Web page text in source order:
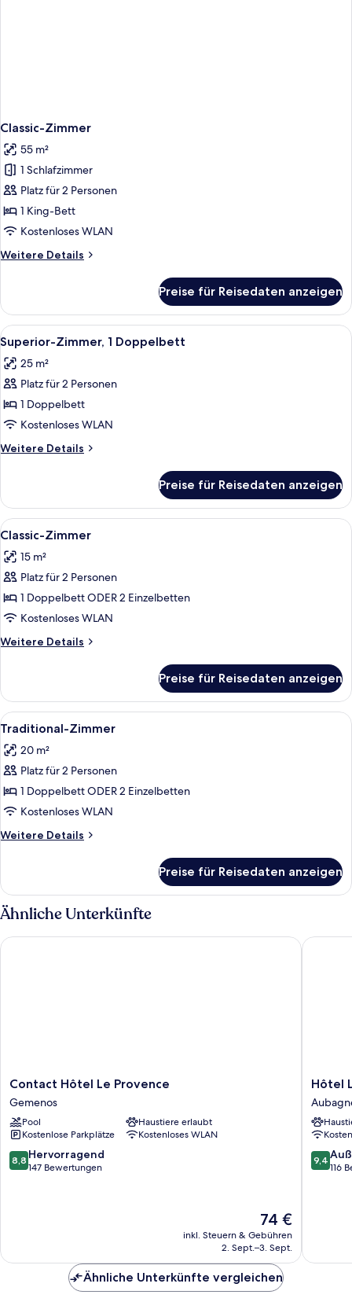
Classic-Zimmer
55 m²
1 Schlafzimmer
Platz für 2 Personen
1 King-Bett
Kostenloses WLAN
Weitere Details
Weitere
Zimmer
Preise für Reisedaten anzeigen
Alle
Fotos
für
Superior-
Zimmer,
1
Doppelbett
anzeigen
Ein ordentlich eingerichtetes
3
Superior-Zimmer, 1 Doppelbett
25 m²
Platz für 2 Personen
1 Doppelbett
Kostenloses WLAN
Weitere Details
Weitere
Zimmer,
Doppelbett
Preise für Reisedaten anzeigen
Alle
Fotos
für
Classic-
Zimmer
anzeigen
Ein Doppelbett mit Rattan-Kopfteil,
3
Classic-Zimmer
15 m²
Platz für 2 Personen
1 Doppelbett ODER 2 Einzelbetten
Kostenloses WLAN
Weitere Details
Weitere
Zimmer
Preise für Reisedaten anzeigen
Alle
Fotos
für
Traditional-
Zimmer
anzeigen
Ein ordentlich bezogenes Bett mit
3
Traditional-Zimmer
20 m²
Platz für 2 Personen
1 Doppelbett ODER 2 Einzelbetten
Kostenloses WLAN
Weitere Details
Weitere
Zimmer
Preise für Reisedaten anzeigen
Ähnliche Unterkünfte
Contact
Hôtel
Le
Provence
Gemenos
Contact Hôtel Le Provence
Gemenos
Pool
Haustiere erlaubt
Kostenlose Parkplätze
Kostenloses WLAN
8.8
von
8,8 Hervorragend
147 Bewertungen
Der
Preis
beträgt
74 €
inkl. Steuern & Gebühren
2. Sept.–3. Sept.
Contact Hôtel Le Provence
Hôtel
Le
Relais
des
-
Hôtel
9.4
von
9,4
116
Hôtel
Ähnliche Unterkünfte vergleichen